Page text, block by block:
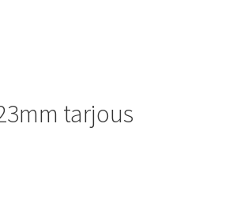
tarjous